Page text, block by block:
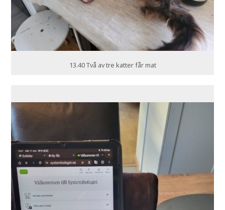
13.40 Två av tre katter får mat